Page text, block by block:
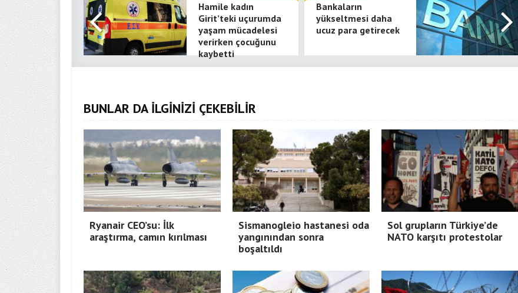
Hamile kadın
Girit’teki uçurumda
yaşam mücadelesi
verirken çocuğunu
kaybetti
Bankaların
yükseltmesi daha
ucuz para getirecek
BUNLAR DA İLGİNİZİ ÇEKEBİLİR
Ryanair CEO’su: İlk
araştırma, camın kırılması
Sismanogleio hastanesi oda
yangınından sonra
boşaltıldı
Sol grupların Türkiye’de
NATO karşıtı protestolar